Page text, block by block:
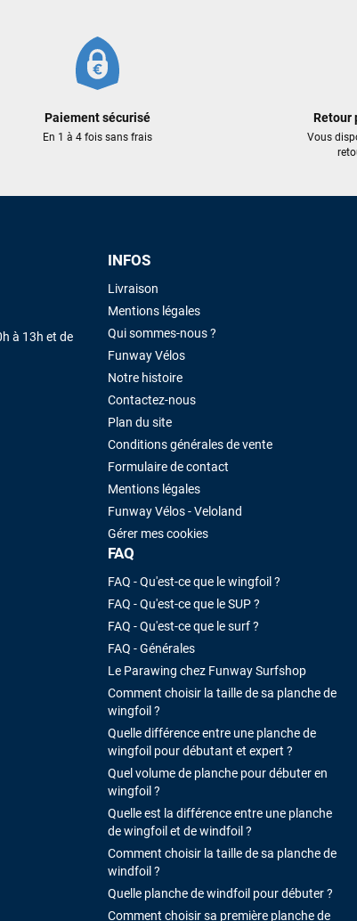
Paiement sécurisé
En 1 à 4 fois sans frais
Retour
Vous
à 13h et de
INFOS
Livraison
Mentions légales
Qui sommes-nous ?
Funway Vélos
Notre histoire
Contactez-nous
Plan du site
Conditions générales de vente
Formulaire de contact
Mentions légales
Funway Vélos - Veloland
Gérer mes cookies
FAQ
FAQ - Qu'est-ce que le wingfoil ?
FAQ - Qu'est-ce que le SUP ?
FAQ - Qu'est-ce que le surf ?
FAQ - Générales
Le Parawing chez Funway Surfshop
Comment choisir la taille de sa planche de
wingfoil ?
Quelle différence entre une planche de
wingfoil pour débutant et expert ?
Quel volume de planche pour débuter en
wingfoil ?
Quelle est la différence entre une planche
de wingfoil et de windfoil ?
Comment choisir la taille de sa planche de
windfoil ?
Quelle planche de windfoil pour débuter ?
Comment choisir sa première planche de
Sébastien BACHELIER
Cela faisait 6 mois que je galérais à remplacer ma board
trouvé une pépite à laquelle je n'aurais jamais pensé !
excellent prix et en plus super sympas. Merci encore
été rapide. La voile est arrivée en super état. Mauruuru
VOIR TOUS LES AVIS